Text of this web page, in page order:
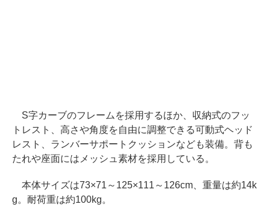
S字カーブのフレームを採用するほか、収納式のフッ
トレスト、高さや角度を自由に調整できる可動式ヘッド
レスト、ランバーサポートクッションなども装備。背も
たれや座面にはメッシュ素材を採用している。
本体サイズは73×71～125×111～126cm、重量は約14k
g。耐荷重は約100kg。